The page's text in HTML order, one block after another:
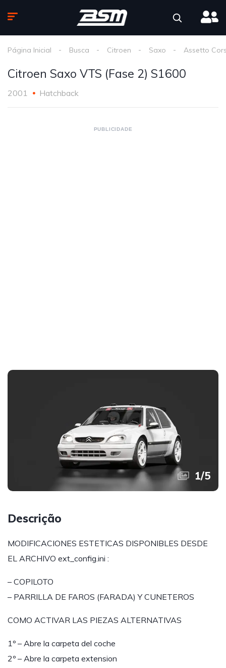
Página Inicial Busca Citroen Saxo Assetto
Citroen Saxo VTS (Fase 2) S1600
2001 Hatchback
PUBLICIDADE
1/5
Descrição
MODIFICACIONES ESTETICAS DISPONIBLES DESDE
EL ARCHIVO ext_config.ini :
– COPILOTO
– PARRILLA DE FAROS (FARADA) Y CUNETEROS
COMO ACTIVAR LAS PIEZAS ALTERNATIVAS
1º – Abre la carpeta del coche
2º – Abre la carpeta extension